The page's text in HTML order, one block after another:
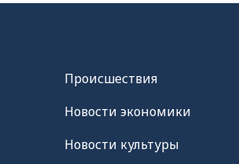
Происшествия
Новости экономики
Новости культуры